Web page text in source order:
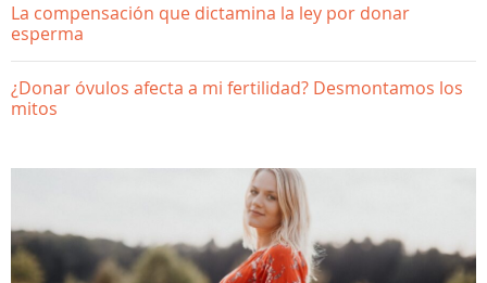
La compensación que dictamina la ley por donar
esperma
¿Donar óvulos afecta a mi fertilidad? Desmontamos los
mitos